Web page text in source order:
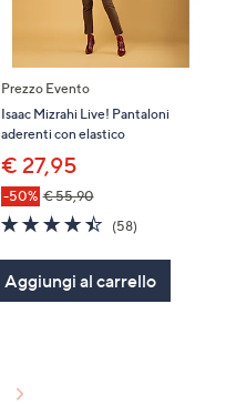
Prezzo Evento
Isaac Mizrahi Live! Pantaloni
aderenti con elastico
€ 27,95
-50% € 55,90
4.4
of
5
Stars
(58)58
Aggiungi al carrello